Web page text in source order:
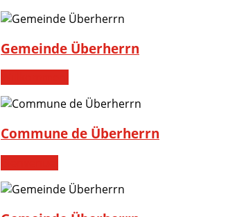
Gemeinde Überherrn
Commune de Überherrn